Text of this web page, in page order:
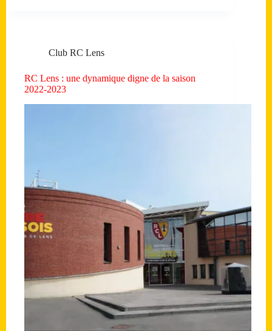
Club RC Lens
RC Lens : une dynamique digne de la saison
2022-2023